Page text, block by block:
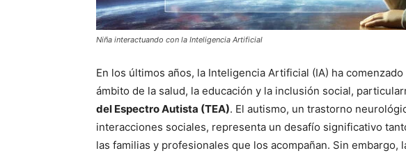
Niña interactuando con la Inteligencia Artificial
En los últimos años, la Inteligencia Artificial (IA) ha
ámbito de la salud, la educación y la inclusión social,
del Espectro Autista (TEA). El autismo, un trastorno
interacciones sociales, representa un desafío significativo
las familias y profesionales que los acompañan. Sin embargo,